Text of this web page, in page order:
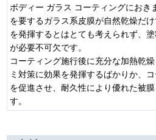
ボディー ガラス コーティングにおき
を要するガラス系皮膜が自然乾燥だ
を発揮するとはとても考えられず、
が必要不可欠です。
コーティング施行後に充分な加熱乾
ミ対策に効果を発揮するばかりか、
を促進させ、耐久性により優れた被
す。